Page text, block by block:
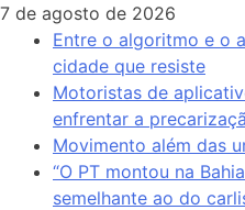
Skip
content
7 de agosto de 2026
Entre o algoritmo e o
cidade que resiste
Motoristas de
enfrentar a
Movimento além das
“O PT montou na
semelhante ao do